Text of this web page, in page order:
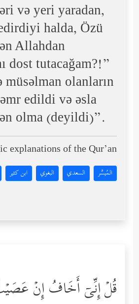
və yeri yaradan,
halda, Özü
Allahdan
dost tutacağam?!”
olanların
edildi və əsla
olma (deyildi)”.
explanations of the Qur’an:
المُيسَّر السعدي البغوي ابن كثير
قُلۡ إِنِّیۤ أَخَافُ إِنۡ